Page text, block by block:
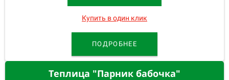
Купить в один клик
ПОДРОБНЕЕ
Теплица "Парник бабочка"